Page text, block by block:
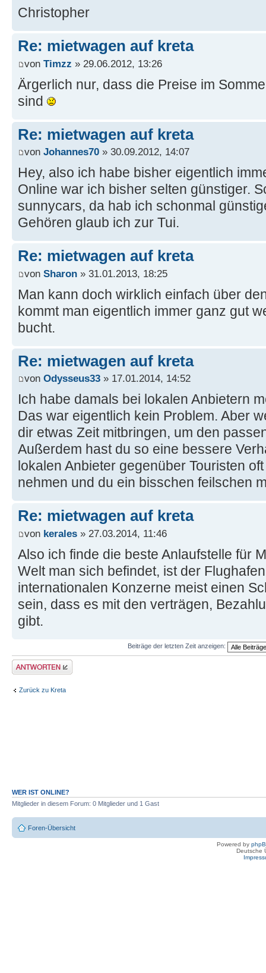
Christopher
Re: mietwagen auf kreta
von Timzz » 29.06.2012, 13:26
Ärgerlich nur, dass die Preise im
sind
Re: mietwagen auf kreta
von Johannes70 » 30.09.2012, 14:07
Hey, also ich habe bisher eigentlich
Online war ich bisher selten günstiger.
sunnycars, da hab ich schonmal
Gehören glaub ich zur Tui.
Re: mietwagen auf kreta
von Sharon » 31.01.2013, 18:25
Man kann doch wirklich einfach über
kommt man eigentlich immer ganz gut
bucht.
Re: mietwagen auf kreta
von Odysseus33 » 17.01.2014, 14:52
Ich habe damals bei lokalen Anbietern
Das war eigentlich kein Problem. Aber
dir etwas Zeit mitbringen, um den
Außerdem hast du so eine bessere
lokalen Anbieter gegenüber Touristen
nehmen und du ein bisschen feilschen
Re: mietwagen auf kreta
von kerales » 27.03.2014, 11:46
Also ich finde die beste Anlaufstelle für
Welt man sich befindet, ist der
internationalen Konzerne meist einen
sein, dass es mit den verträgen,
gibt.
Beiträge der letzten Zeit anzeigen:
Antwort erstellen
Zurück zu Kreta
WER IST ONLINE?
Mitglieder in diesem Forum: 0 Mitglieder und 1 Gast
Foren-Übersicht
Powered by
Deutsche